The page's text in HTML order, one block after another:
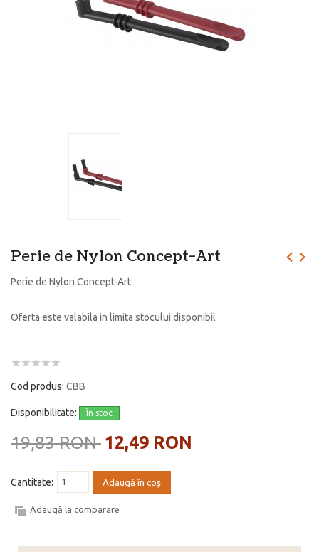
Perie de Nylon Concept-Art
Perie de Nylon Concept-Art
Oferta este valabila in limita stocului disponibil
Cod produs: CBB
Disponibilitate: În stoc
19,83 RON 12,49 RON
Cantitate: Adaugă în coş
Adaugă la comparare